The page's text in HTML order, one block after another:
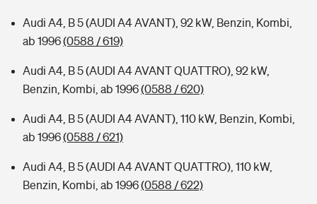
Audi A4, B 5 (AUDI A4 AVANT), 92 kW, Benzin, Kombi,
ab 1996(0588 / 619)
Audi A4, B 5 (AUDI A4 AVANT QUATTRO), 92 kW,
Benzin, Kombi, ab 1996(0588 / 620)
Audi A4, B 5 (AUDI A4 AVANT), 110 kW, Benzin, Kombi,
ab 1996(0588 / 621)
Audi A4, B 5 (AUDI A4 AVANT QUATTRO), 110 kW,
Benzin, Kombi, ab 1996(0588 / 622)